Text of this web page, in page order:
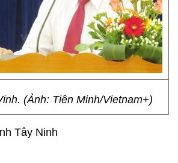
(Ảnh: Tiên Minh/Vietnam+)
Tây Ninh